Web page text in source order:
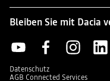
Bleiben Sie mit Dacia
Datenschutz
AGB Connected Services